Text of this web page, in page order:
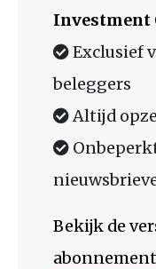
Investment
Exclusief
beleggers
Altijd
Bekijk de